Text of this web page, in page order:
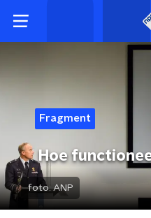
Fragment
Hoe
foto:ANP